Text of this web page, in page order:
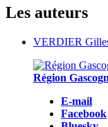
Les auteurs
VERDIER
Région
E-mail
Facebook